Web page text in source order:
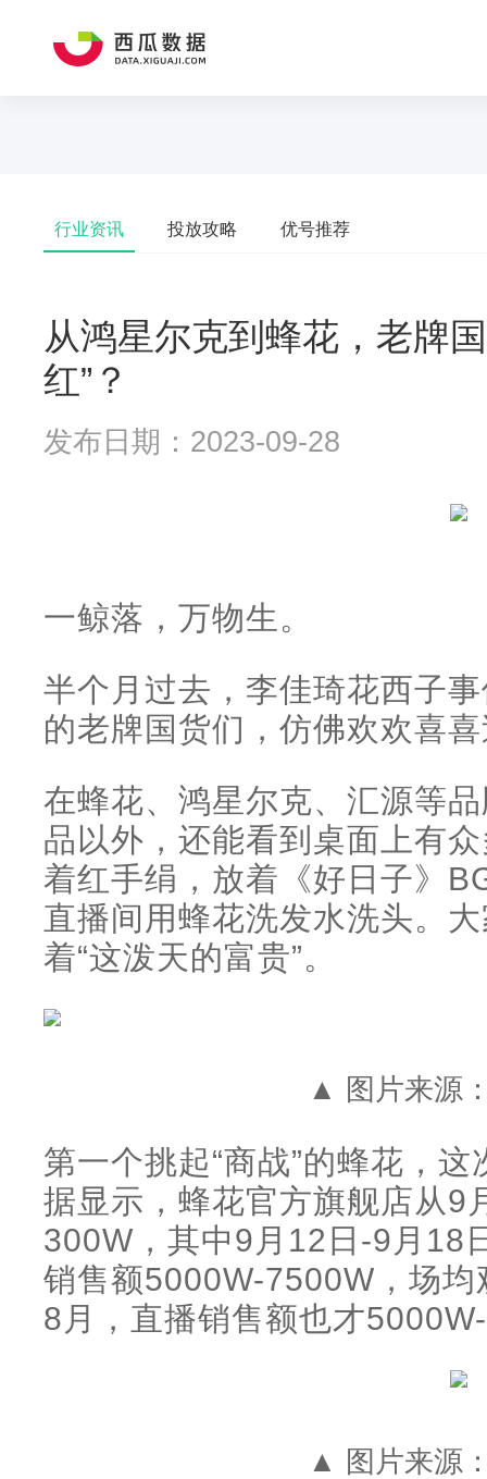
行业资讯 投放攻略 优号推荐
从鸿星尔克到蜂花，老牌
红”？
发布日期：2023-09-28
一鲸落，万物生。
半个月过去，李佳琦花西子
的老牌国货们，仿佛欢欢喜
在蜂花、鸿星尔克、汇源等
品以外，还能看到桌面上有
着红手绢，放着《好日子》
直播间用蜂花洗发水洗头。
着“这泼天的富贵”。
▲ 图片来源
第一个挑起“商战”的蜂花，
据显示，蜂花官方旗舰店从9
300W，其中9月12日-9月18
销售额5000W-7500W，场
8月，直播销售额也才
▲ 图片来源